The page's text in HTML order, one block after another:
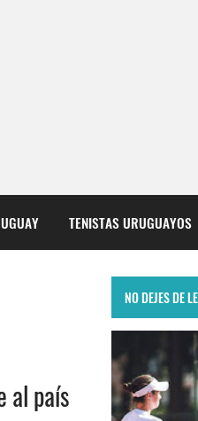
TENISTAS URUGUAYOS
al país
NO DEJES DE